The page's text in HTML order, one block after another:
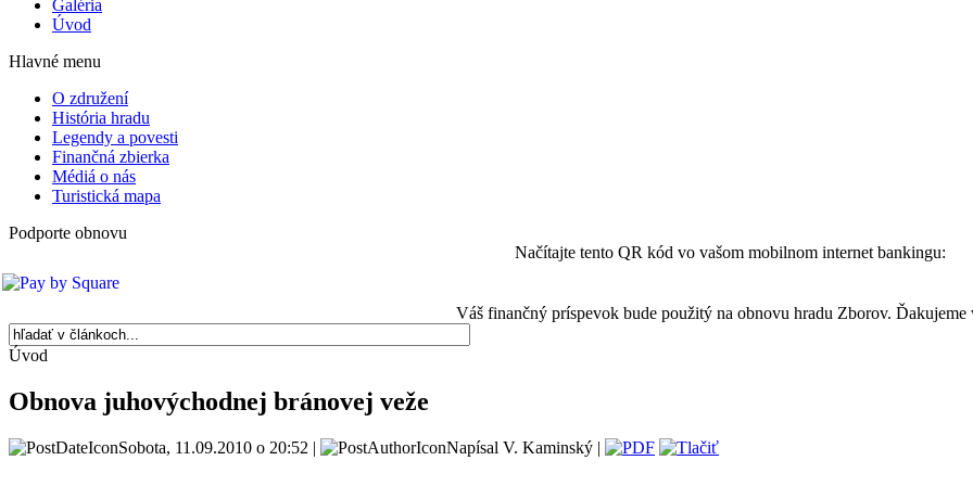
Galéria
Úvod
Hlavné menu
O združení
História hradu
Legendy a povesti
Finančná zbierka
Médiá o nás
Turistická mapa
Podporte obnovu
Načítajte tento QR kód vo vašom mobilnom internet bankingu:
Váš finančný príspevok bude použitý na obnovu hradu Zborov. Ďakujeme
Úvod
Obnova juhovýchodnej bránovej veže
Sobota, 11.09.2010 o 20:52 | Napísal V. Kaminský |